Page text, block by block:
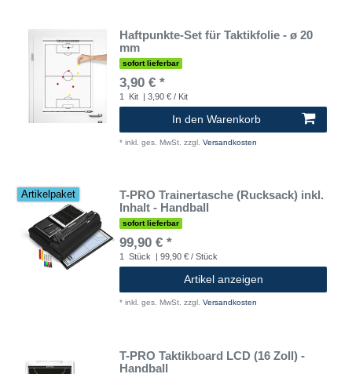
Haftpunkte-Set für Taktikfolie - ø 20
mm
sofort lieferbar
3,90 € *
1 Kit | 3,90 € / Kit
In den Warenkorb
* inkl. ges. MwSt. zzgl. Versandkosten
Artikelpaket
T-PRO Trainertasche (Rucksack) inkl.
Inhalt - Handball
sofort lieferbar
99,90 € *
1 Stück | 99,90 € / Stück
Artikel anzeigen
* inkl. ges. MwSt. zzgl. Versandkosten
T-PRO Taktikboard LCD (16 Zoll) -
Handball